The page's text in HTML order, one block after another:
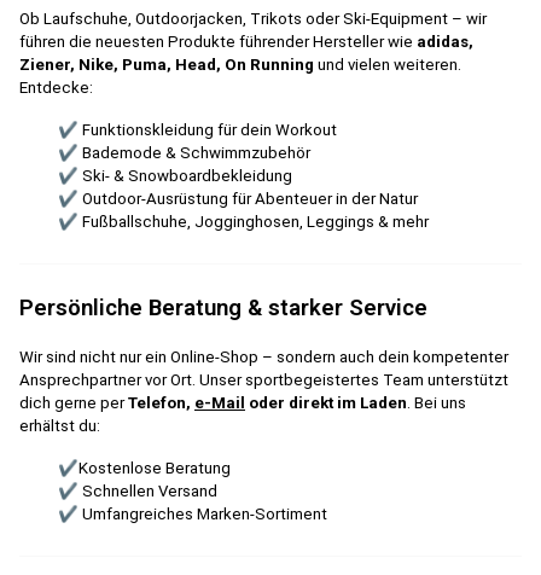
Ob Laufschuhe, Outdoorjacken, Trikots oder Ski-Equipment – wir
führen die neuesten Produkte führender Hersteller wie adidas,
Ziener, Nike, Puma, Head, On Running und vielen weiteren.
Entdecke:
✔ Funktionskleidung für dein Workout
✔ Bademode & Schwimmzubehör
✔ Ski- & Snowboardbekleidung
✔ Outdoor-Ausrüstung für Abenteuer in der Natur
✔ Fußballschuhe, Jogginghosen, Leggings & mehr
Persönliche Beratung & starker Service
Wir sind nicht nur ein Online-Shop – sondern auch dein kompetenter
Ansprechpartner vor Ort. Unser sportbegeistertes Team unterstützt
dich gerne perTelefon, e-Mail oder direkt im Laden . Bei uns
erhältst du:
✔Kostenlose Beratung
✔ Schnellen Versand
✔ Umfangreiches Marken-Sortiment